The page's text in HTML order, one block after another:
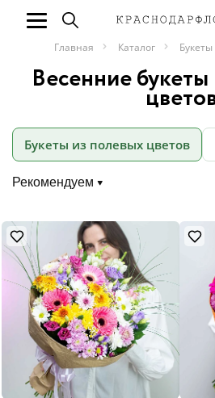
Главная Каталог Букеты
Весенние
Букеты из полевых цветов
Рекомендуем